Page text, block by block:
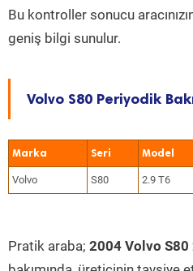
Bu kontroller sonucu
geniş bilgi sunulur.
Volvo S80 Periyodik
Marka Seri Model
Volvo S80 2.9 T6
Pratik araba; 2004 Volvo S80